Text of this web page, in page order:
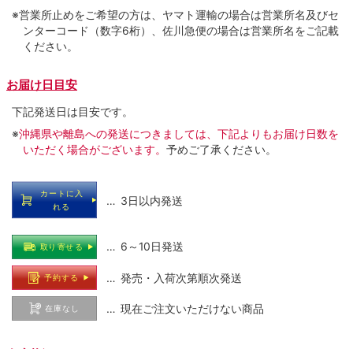
※営業所止めをご希望の方は、ヤマト運輸の場合は営業所名及びセ
ンターコード（数字6桁）、佐川急便の場合は営業所名をご記載
ください。
お届け日目安
下記発送日は目安です。
※沖縄県や離島への発送につきましては、下記よりもお届け日数を
いただく場合がございます。 予めご了承ください。
カートに入
れる
… 3日以内発送
取り寄せる … 6～10日発送
予約する … 発売・入荷次第順次発送
在庫なし … 現在ご注文いただけない商品